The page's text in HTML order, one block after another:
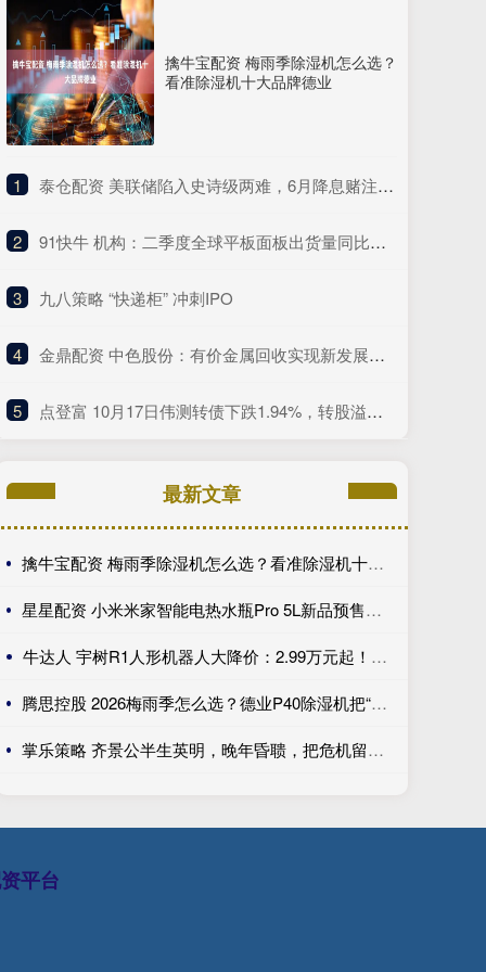
擒牛宝配资 梅雨季除湿机怎么选？
看准除湿机十大品牌德业
1 ​泰仓配资 美联储陷入史诗级两难，6月降息赌注激增背后暗藏杀机
2 ​91快牛 机构：二季度全球平板面板出货量同比大幅提升14% 创下过去三年单季最高出货纪录
3 ​九八策略 “快递柜” 冲刺IPO
4 ​金鼎配资 中色股份：有价金属回收实现新发展，绿色低碳展现更大作为
5 ​点登富 10月17日伟测转债下跌1.94%，转股溢价率35.49%
最新文章
擒牛宝配资 梅雨季除湿机怎么选？看准除湿机十大品牌德业
星星配资 小米米家智能电热水瓶Pro 5L新品预售，国补价568.65元
牛达人 宇树R1人形机器人大降价：2.99万元起！现货发售
腾思控股 2026梅雨季怎么选？德业P40除湿机把“变频旗舰”做到了全能
掌乐策略 齐景公半生英明，晚年昏聩，把危机留给子孙，最终家败国亡
平台